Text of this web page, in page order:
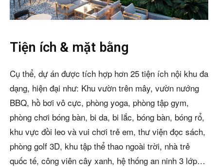
Tiện ích & mặt bằng
Cụ thể, dự án được tích hợp hơn 25 tiện ích nội khu đa
dạng, hiện đại như: Khu vườn trên mây, vườn nướng
BBQ, hồ bơi vô cực, phòng yoga, phòng tập gym,
phòng chơi bóng bàn, bi da, bi lắc, bóng bàn, bóng rổ,
khu vực đồi leo và vui chơi trẻ em, thư viện đọc sách,
phòng golf 3D, khu tập thể thao ngoài trời, nhà trẻ
quốc tế, công viên cây xanh, hệ thống an ninh 3 lớp…